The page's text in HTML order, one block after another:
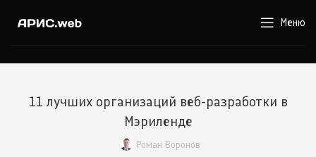
Меню
11 лучших организаций веб-разработки в
Мэриленде
Роман Воронов